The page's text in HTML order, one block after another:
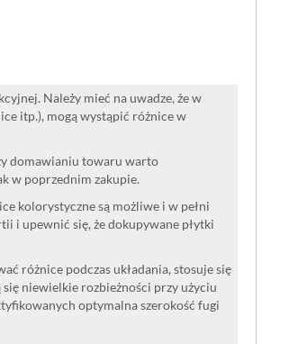
Należy mieć na uwadze, że w
itp.), mogą wystąpić różnice w
domawianiu towaru warto
w poprzednim zakupie.
kolorystyczne są możliwe i w pełni
i upewnić się, że dokupywane płytki
różnice podczas układania, stosuje się
się niewielkie rozbieżności przy użyciu
optymalna szerokość fugi